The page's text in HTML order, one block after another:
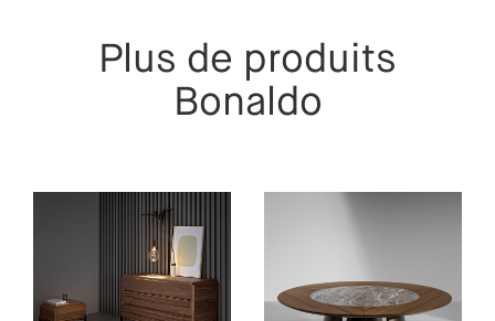
Plus de produits
Bonaldo